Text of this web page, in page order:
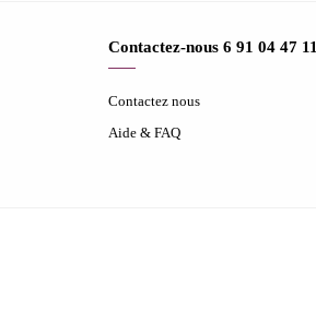
Contactez-nous 6 91 04 47 11
Contactez nous
Aide & FAQ